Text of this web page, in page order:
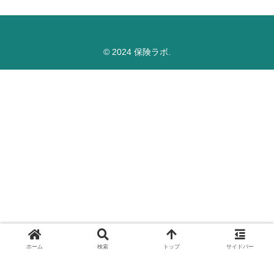
© 2024 保険ラボ.
ホーム 検索 トップ サイドバー